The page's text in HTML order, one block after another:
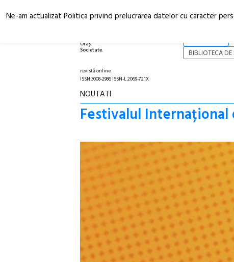
Oraș.
Societate.
BIBLIOTECA DE
revistă online
ISSN 3008-2986 ISSN-L 2069-721X
NOUTATI
Festivalul
Ne-am actualizat Politica privind prelucrarea datelor cu caracter